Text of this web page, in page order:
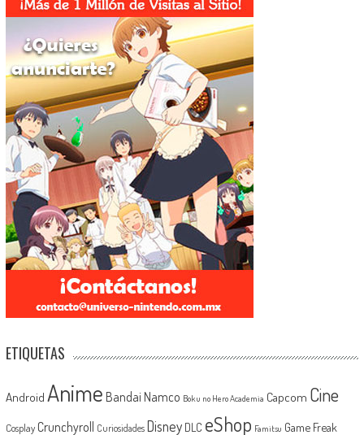
ETIQUETAS
Android Anime Bandai Namco Boku no Hero Academia Capcom Cine
Cosplay Crunchyroll Curiosidades Disney DLC eShop Famitsu Game Freak